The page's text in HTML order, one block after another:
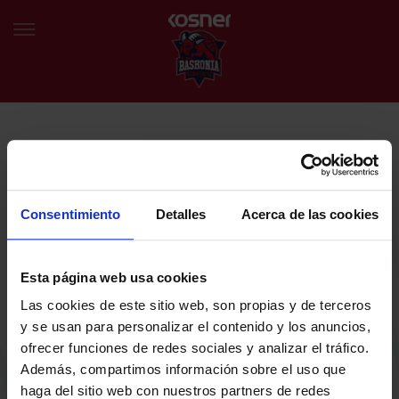
Consentimiento Detalles Acerca de las cookies
Esta página web usa cookies
Las cookies de este sitio web, son propias y de terceros
y se usan para personalizar el contenido y los anuncios,
ofrecer funciones de redes sociales y analizar el tráfico.
Además, compartimos información sobre el uso que
haga del sitio web con nuestros partners de redes
BERRIAK
SARRERAK
ABONATUAK
EGUTEGIA
Egin bat gure harmaila birtualarekin eta izan lehena klubaren
azken albiste eta promozioen berri izaten.
Baskoniaren Pribatutasun politika irakurri eta onartzen dut eta
Baskoniaren jarduerei, produktuei, zerbitzuei, lehiaketei, eskaintzei
eta/edo sustapenei buruzko komunikazio elektronikoak jaso nahi ditut.
DENDA OFIZIALA BASKONIA
SARRERAK